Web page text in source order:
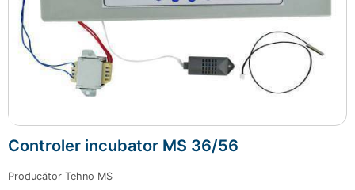
Controler incubator MS 36/56
Producător Tehno MS